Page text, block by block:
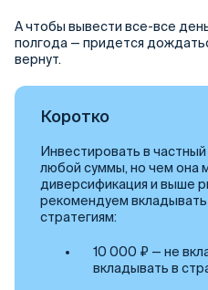
А чтобы вывести все-все
полгода — придется
вернут.
Коротко
Инвестировать в
любой суммы, но чем она
диверсификация и выше
рекомендуем вкладывать
стратегиям:
10 000 ₽ — не
вкладывать в